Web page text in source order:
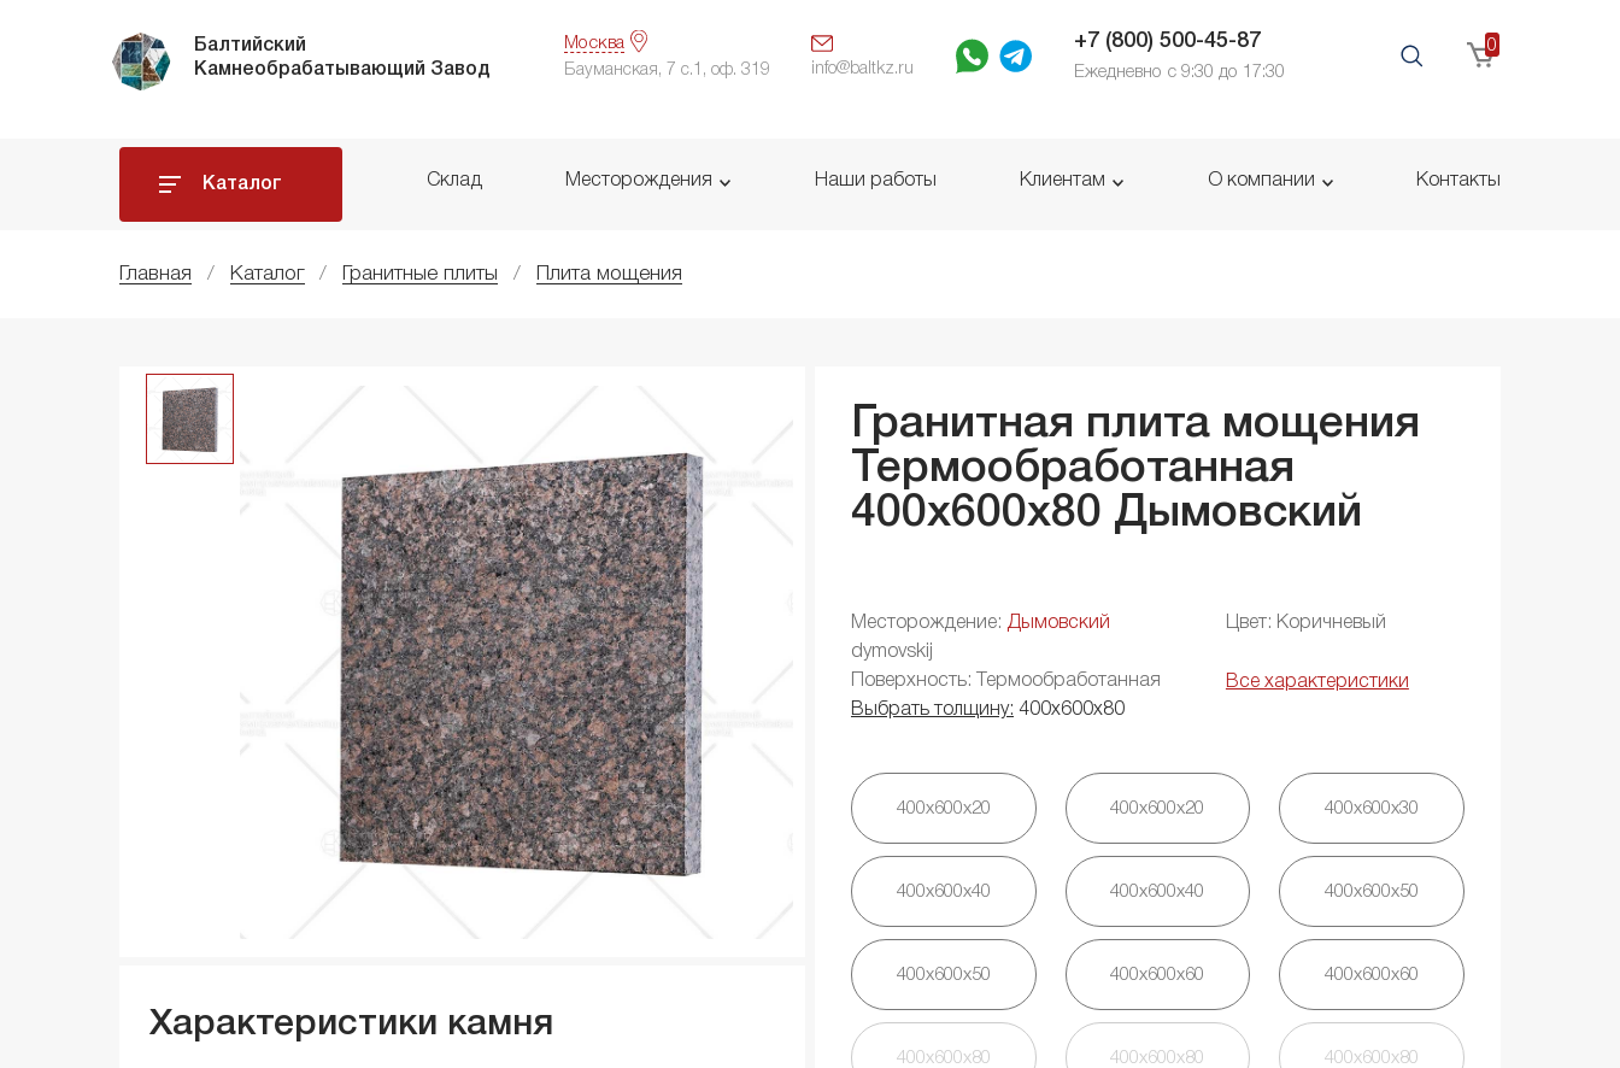
Балтийский
Камнеобрабатывающий Завод
Москва
Бауманская, 7 с.1, оф. 319 info@baltkz.ru
+7 (800) 500-45-87
Ежедневно с 9:30 до 17:30
0
Каталог Склад Месторождения Наши работы Клиентам О компании Контакты
Главная Каталог Гранитные плиты Плита мощения
Гранитная плита мощения
Термообработанная
400x600x80 Дымовский
Месторождение: Дымовский
dymovskij
Цвет: Коричневый
Поверхность: Термообработанная
Все характеристики
Выбрать толщину: 400х600х80
400х600х20 400х600х20 400х600х30
400х600х40 400х600х40 400х600х50
400х600х50 400х600х60 400х600х60
400х600х80 400х600х80 400х600х80
Характеристики камня